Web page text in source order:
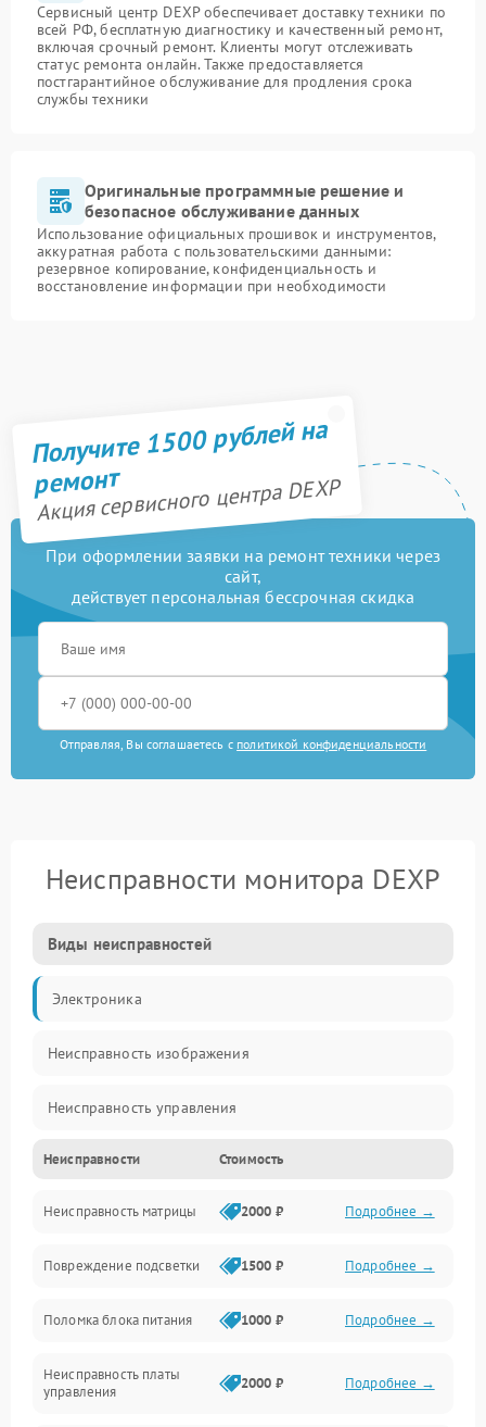
Сервисный центр DEXP обеспечивает доставку техники по
всей РФ, бесплатную диагностику и качественный ремонт,
включая срочный ремонт. Клиенты могут отслеживать
статус ремонта онлайн. Также предоставляется
постгарантийное обслуживание для продления срока
службы техники
Оригинальные программные решение и
безопасное обслуживание данных
Использование официальных прошивок и инструментов,
аккуратная работа с пользовательскими данными:
резервное копирование, конфиденциальность и
восстановление информации при необходимости
Получите 1500 рублей на
ремонт
Акция сервисного центра DEXP
При оформлении заявки на ремонт техники через
сайт,
действует персональная бессрочная скидка
Отправляя, Вы соглашаетесь с политикой конфиденциальности
Неисправности монитора DEXP
Виды неисправностей
Электроника
Неисправность изображения
Неисправность управления
Неисправность интерфейсов
Прочие неисправности
Неисправность звука
Механические повреждения
Неисправности Стоимость
Неисправность матрицы 2000 ₽ Подробнее →
Повреждение подсветки 1500 ₽ Подробнее →
Поломка блока питания 1000 ₽ Подробнее →
Неисправность платы
управления
2000 ₽ Подробнее →